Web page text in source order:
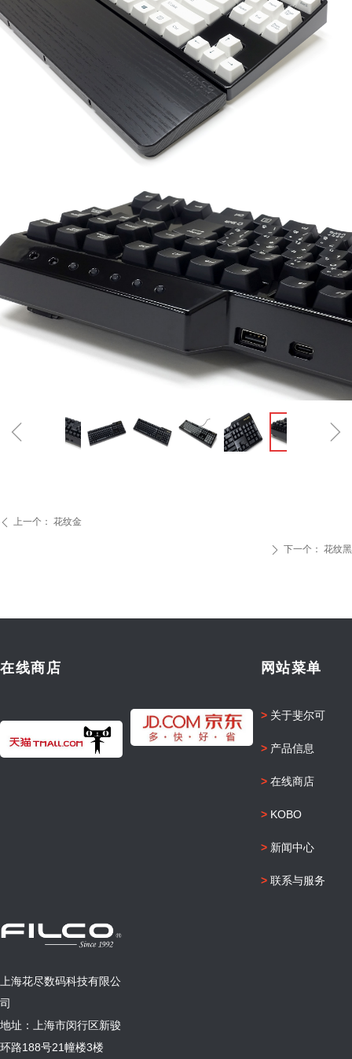
ꁆ ꁇ
ꄴ 上一个： 花纹金
ꄲ 下一个： 花纹黑
网站菜单
>关于斐尔可
>产品信息
>在线商店
>KOBO
>新闻中心
>联系与服务
在线商店
上海花尽数码科技有限公
司
地址：上海市闵行区新骏
环路188号21幢楼3楼